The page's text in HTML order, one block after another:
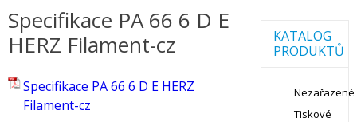
Specifikace PA 66 6 D E
HERZ Filament-cz
Specifikace PA 66 6 D E HERZ
Filament-cz
KATALOG
PRODUKTŮ
Nezařazené
Tiskové